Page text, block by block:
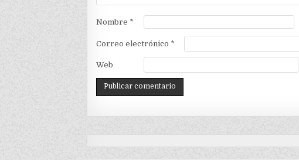
Nombre *
Correo electrónico *
Web